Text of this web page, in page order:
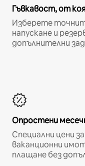
Гъвкавост, от
Изберете
напускане и
допълнителни
Опростени
Специални цени
ваканционни
плащане без